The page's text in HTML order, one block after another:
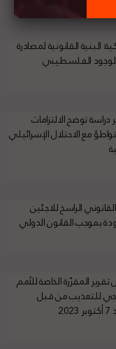
البنية القانونية لمصادرة
الفلسطيني
توضح الالتزامات
مع الاحتلال الإسرائيلي
الراسخ للاجئين
بموجب القانون الدولي
المقرّرة الخاصة للأمم
للتعذيب من قبل